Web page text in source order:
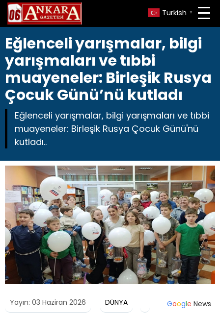
Turkish ▼
Eğlenceli yarışmalar, bilgi
yarışmaları ve tıbbi
muayeneler: Birleşik Rusya
Çocuk Günü’nü kutladı
Eğlenceli yarışmalar, bilgi yarışmaları ve tıbbi
muayeneler: Birleşik Rusya Çocuk Günü'nü
kutladı..
Yayın: 03 Haziran 2026 DÜNYA Google News